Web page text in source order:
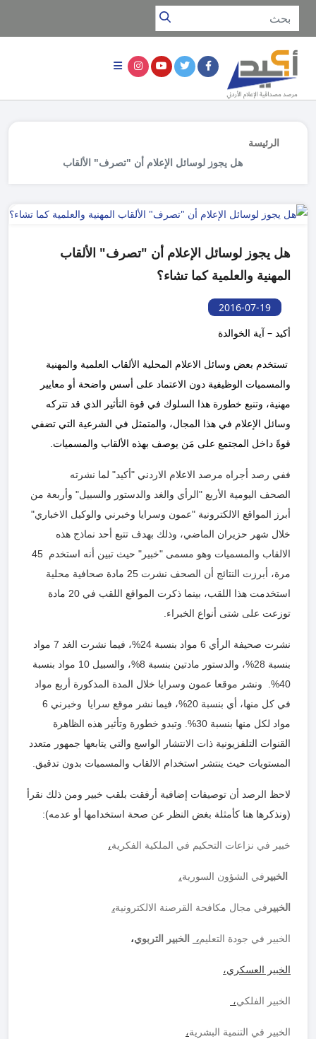
الرئيسة
هل يجوز لوسائل الإعلام أن "تصرف" الألقاب
هل يجوز لوسائل الإعلام أن "تصرف" الألقاب
المهنية والعلمية كما تشاء؟
2016-07-19
أكيد – آية الخوالدة
تستخدم بعض وسائل الاعلام المحلية الألقاب العلمية والمهنية
والمسميات الوظيفية دون الاعتماد على أسس واضحة أو معايير
مهنية، وتنبع خطورة هذا السلوك في قوة التأثير الذي قد تتركه
وسائل الإعلام في هذا المجال، والمتمثل في الشرعية التي تضفي
قوةً داخل المجتمع على مَن يوصف بهذه الألقاب والمسميات.
ففي رصد أجراه مرصد الاعلام الاردني "أكيد" لما نشرته
الصحف اليومية الأربع "الرأي والغد والدستور والسبيل" وأربعة من
أبرز المواقع الالكترونية "عمون وسرايا وخبرني والوكيل الاخباري"
خلال شهر حزيران الماضي، وذلك بهدف تتبع أحد نماذج هذه
الالقاب والمسميات وهو مسمى "خبير" حيث تبين أنه استخدم 45
مرة، أبرزت النتائج أن الصحف نشرت 25 مادة صحافية محلية
استخدمت هذا اللقب، بينما ذكرت المواقع اللقب في 20 مادة
توزعت على شتى أنواع الخبراء.
نشرت صحيفة الرأي 6 مواد بنسبة 24%، فيما نشرت الغد 7 مواد
بنسبة 28%، والدستور مادتين بنسبة 8%، والسبيل 10 مواد بنسبة
40%. ونشر موقعا عمون وسرايا خلال المدة المذكورة أربع مواد
في كل منها، أي بنسبة 20%، فيما نشر موقع سرايا وخبرني 6
مواد لكل منها بنسبة 30%. وتبدو خطورة وتأثير هذه الظاهرة
القنوات التلفزيونية ذات الانتشار الواسع والتي يتابعها جمهور متعدد
المستويات حيث ينتشر استخدام الالقاب والمسميات بدون تدقيق.
لاحظ الرصد أن توصيفات إضافية أرفقت بلقب خبير ومن ذلك نقرأ
(ونذكرها هنا كأمثلة بغض النظر عن صحة استخدامها أو عدمه):
خبير في نزاعات التحكيم في الملكية الفكرية،
الخبير في الشؤون السورية،
الخبير في مجال مكافحة القرصنة الالكترونية،
الخبير في جودة التعليم، الخبير التربوي،
الخبير العسكري،
الخبير الفلكي،
الخبير في التنمية البشرية،